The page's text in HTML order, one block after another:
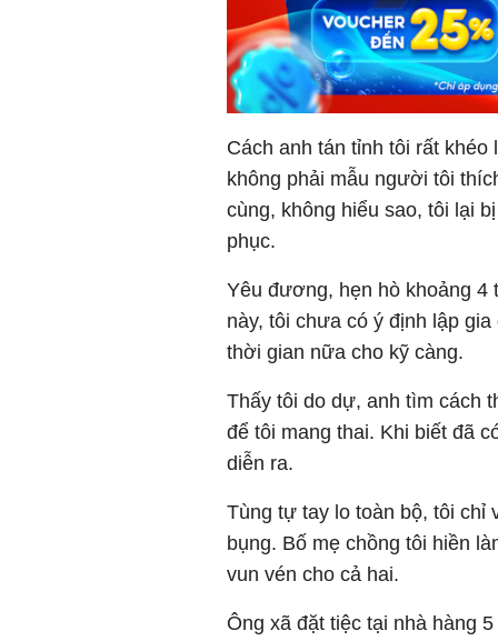
Cách anh tán tỉnh tôi rất
không phải mẫu người tôi
cùng, không hiểu sao, tôi lại
phục.
Yêu đương, hẹn hò khoảng 4
này, tôi chưa có ý định lập
thời gian nữa cho kỹ càng.
Thấy tôi do dự, anh tìm cách
để tôi mang thai. Khi biết đã
diễn ra.
Tùng tự tay lo toàn bộ, tôi chỉ
bụng. Bố mẹ chồng tôi hiền
vun vén cho cả hai.
Ông xã đặt tiệc tại nhà hàng